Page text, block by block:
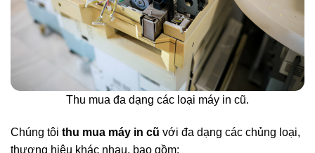
Thu mua đa dạng các loại máy in cũ.
Chúng tôi thu mua máy in cũ với đa dạng các chủng loại,
thương hiệu khác nhau, bao gồm: